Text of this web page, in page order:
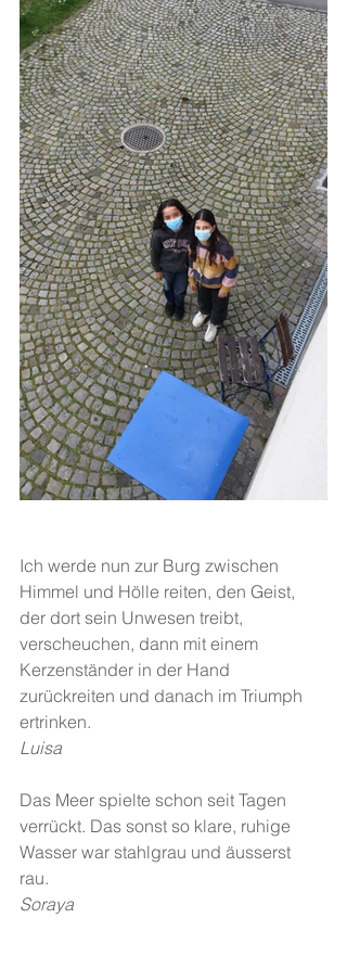
Ich werde nun zur Burg zwischen
Himmel und Hölle reiten, den Geist,
der dort sein Unwesen treibt,
verscheuchen, dann mit einem
Kerzenständer in der Hand
zurückreiten und danach im Triumph
ertrinken.
Luisa
Das Meer spielte schon seit Tagen
verrückt. Das sonst so klare, ruhige
Wasser war stahlgrau und äusserst
rau.
Soraya